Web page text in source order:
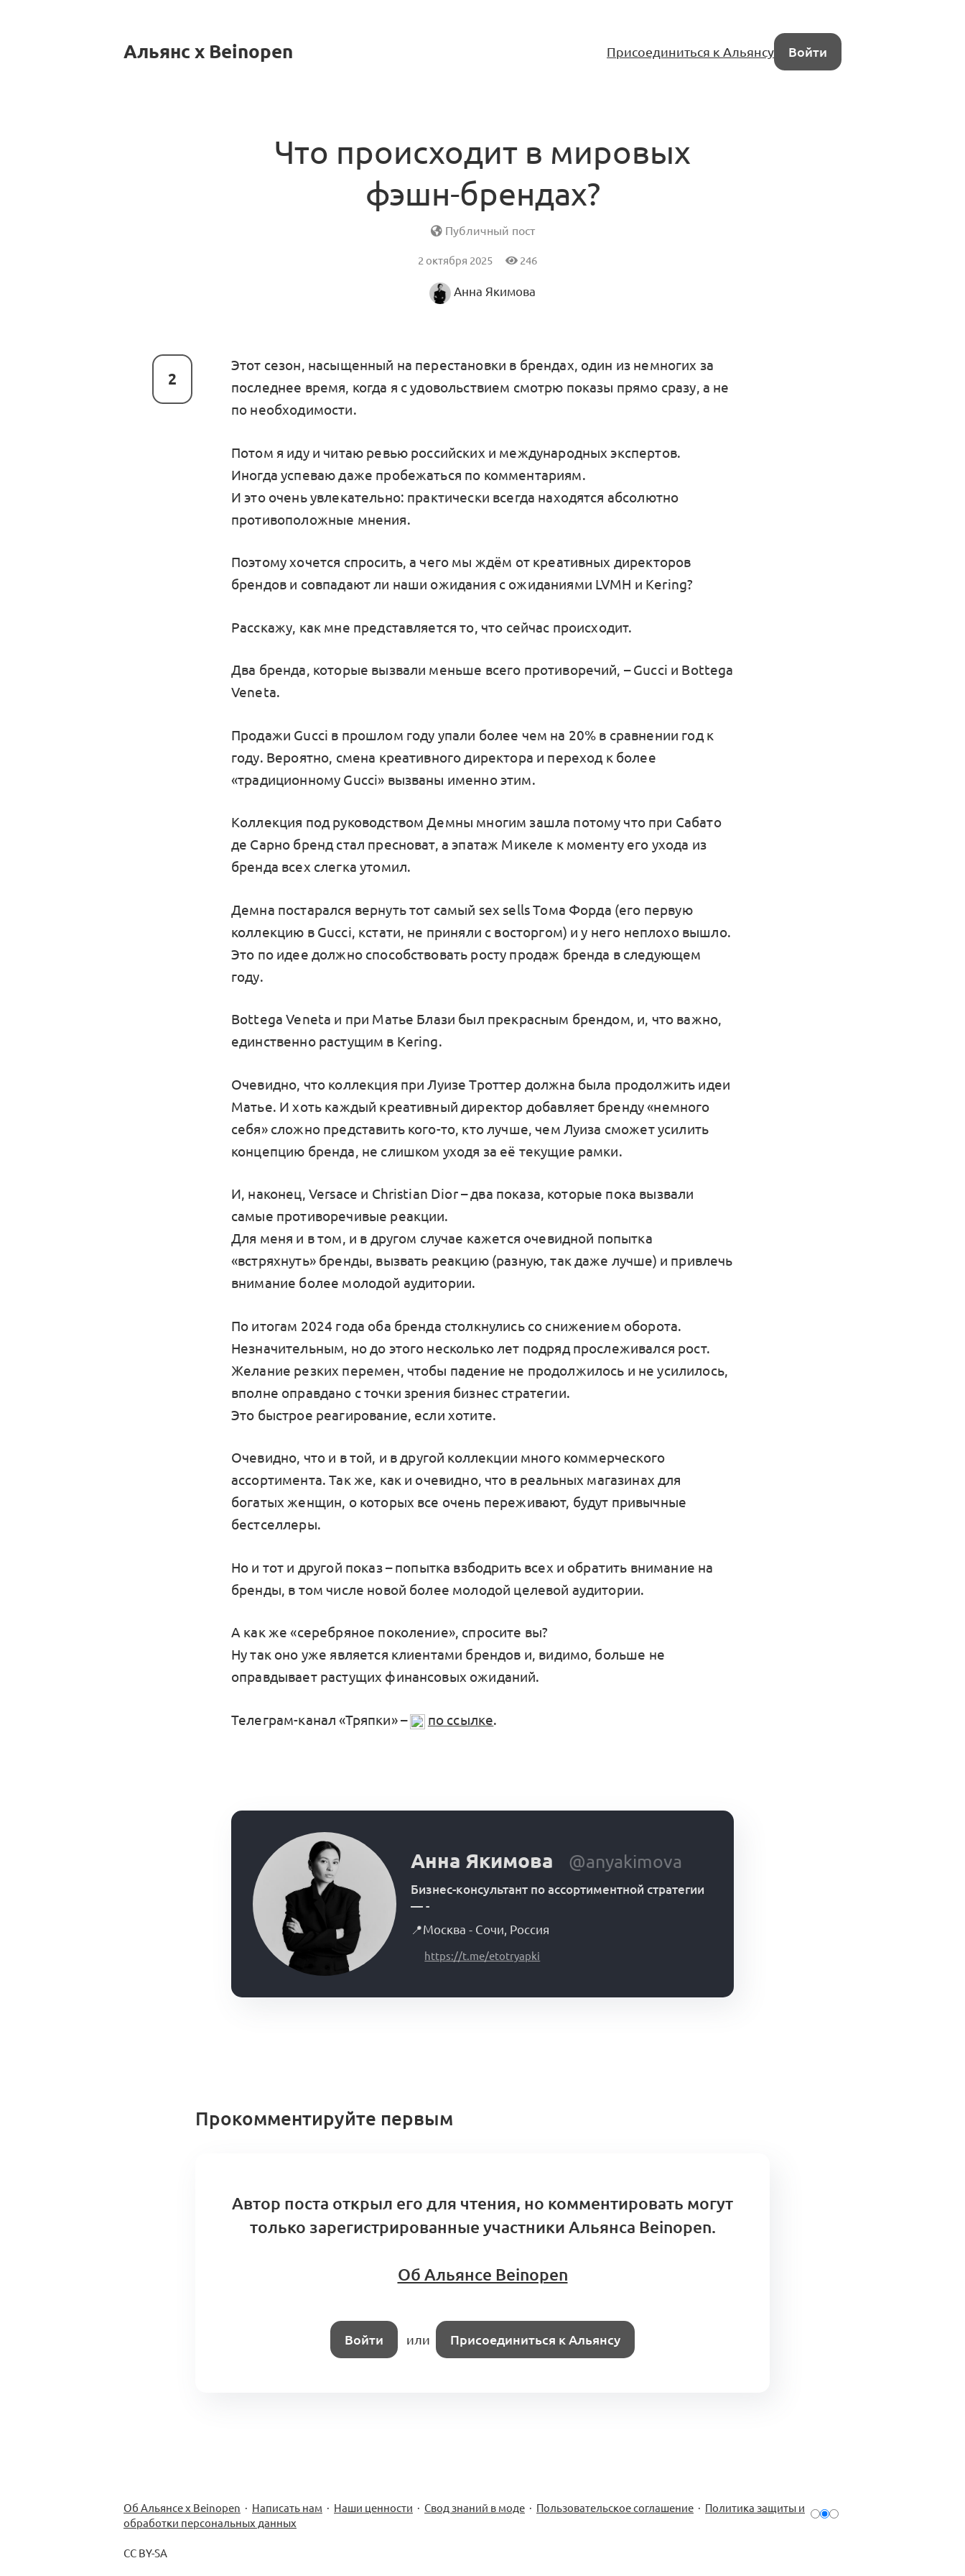
Альянс x Beinopen Присоединиться к Альянсу Войти
Что происходит в мировых
фэшн-брендах?
Публичный пост
2 октября 2025 246
Анна Якимова
2
Этот сезон, насыщенный на перестановки в брендах, один из немногих за
последнее время, когда я с удовольствием смотрю показы прямо сразу, а не
по необходимости.
Потом я иду и читаю ревью российских и международных экспертов.
Иногда успеваю даже пробежаться по комментариям.
И это очень увлекательно: практически всегда находятся абсолютно
противоположные мнения.
Поэтому хочется спросить, а чего мы ждём от креативных директоров
брендов и совпадают ли наши ожидания с ожиданиями LVMH и Kering?
Расскажу, как мне представляется то, что сейчас происходит.
Два бренда, которые вызвали меньше всего противоречий, – Gucci и Bottega
Veneta.
Продажи Gucci в прошлом году упали более чем на 20% в сравнении год к
году. Вероятно, смена креативного директора и переход к более
«традиционному Gucci» вызваны именно этим.
Коллекция под руководством Демны многим зашла потому что при Сабато
де Сарно бренд стал пресноват, а эпатаж Микеле к моменту его ухода из
бренда всех слегка утомил.
Демна постарался вернуть тот самый sex sells Тома Форда (его первую
коллекцию в Gucci, кстати, не приняли с восторгом) и у него неплохо вышло.
Это по идее должно способствовать росту продаж бренда в следующем
году.
Bottega Veneta и при Матье Блази был прекрасным брендом, и, что важно,
единственно растущим в Kering.
Очевидно, что коллекция при Луизе Троттер должна была продолжить идеи
Матье. И хоть каждый креативный директор добавляет бренду «немного
себя» сложно представить кого-то, кто лучше, чем Луиза сможет усилить
концепцию бренда, не слишком уходя за её текущие рамки.
И, наконец, Versace и Christian Dior – два показа, которые пока вызвали
самые противоречивые реакции.
Для меня и в том, и в другом случае кажется очевидной попытка
«встряхнуть» бренды, вызвать реакцию (разную, так даже лучше) и привлечь
внимание более молодой аудитории.
По итогам 2024 года оба бренда столкнулись со снижением оборота.
Незначительным, но до этого несколько лет подряд прослеживался рост.
Желание резких перемен, чтобы падение не продолжилось и не усилилось,
вполне оправдано с точки зрения бизнес стратегии.
Это быстрое реагирование, если хотите.
Очевидно, что и в той, и в другой коллекции много коммерческого
ассортимента. Так же, как и очевидно, что в реальных магазинах для
богатых женщин, о которых все очень переживают, будут привычные
бестселлеры.
Но и тот и другой показ – попытка взбодрить всех и обратить внимание на
бренды, в том числе новой более молодой целевой аудитории.
А как же «серебряное поколение», спросите вы?
Ну так оно уже является клиентами брендов и, видимо, больше не
оправдывает растущих финансовых ожиданий.
Телеграм-канал «Тряпки» – по ссылке.
Анна Якимова @anyakimova
Бизнес-консультант по ассортиментной стратегии
— -
📍Москва - Сочи Россия
https://t.me/etotryapki
Прокомментируйте первым
Автор поста открыл его для чтения, но комментировать могут
только зарегистрированные участники Альянса Beinopen.
Об Альянсе Beinopen
Войти или Присоединиться к Альянсу
Об Альянсе х Beinopen · Написать нам · Наши ценности · Свод знаний в моде · Пользовательское соглашение · Политика защиты и
обработки персональных данных
CC BY-SA